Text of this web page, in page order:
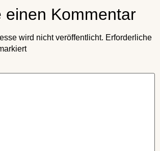
einen Kommentar
wird nicht veröffentlicht. Erforderliche